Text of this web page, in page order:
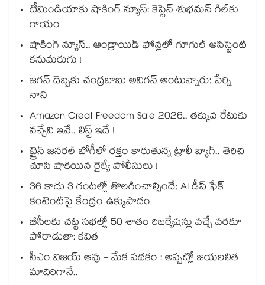
టీమిండియాకు షాకింగ్ న్యూస్: కెప్టెన్ శుభమన్ గిల్‎కు
గాయం
షాకింగ్ న్యూస్.. ఆండ్రాయిడ్ ఫోన్లలో గూగుల్ అసిస్టెంట్
కనుమరుగు !
జగన్ దెబ్బకు చంద్రబాబు అవిగన్ అంటున్నారు: పేర్ని
నాని
Amazon Great Freedom Sale 2026.. తక్కువ రేటుకు
వచ్చేవి ఇవే.. లిస్ట్ ఇదే !
ట్రైన్ జనరల్ బోగీలో రక్తం కారుతున్న ట్రాలీ బ్యాగ్.. తెరిచి
చూసి షాకయిన రైల్వే పోలీసులు !
36 కాదు 3 గంటల్లో తొలగించాల్సిందే: AI డీప్ ఫేక్
కంటెంట్‎పై కేంద్రం ఉక్కుపాదం
బీసీలకు చట్ట సభల్లో 50 శాతం రిజర్వేషన్లు వచ్చే వరకూ
పోరాడుతా: కవిత
సీఎం విజయ్ ఆవు - మేక పథకం : అప్పట్లో జయలలిత
మాదిరిగానే..